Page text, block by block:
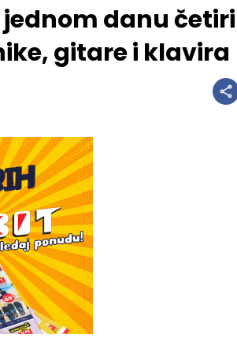
danu četiri
gitare i klavira